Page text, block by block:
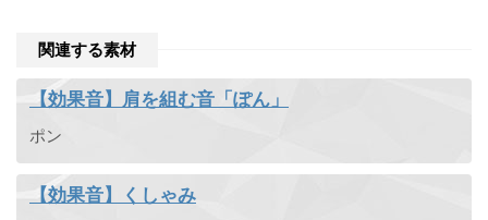
関連する素材
【効果音】肩を組む音「ぽん」
ポン
【効果音】くしゃみ